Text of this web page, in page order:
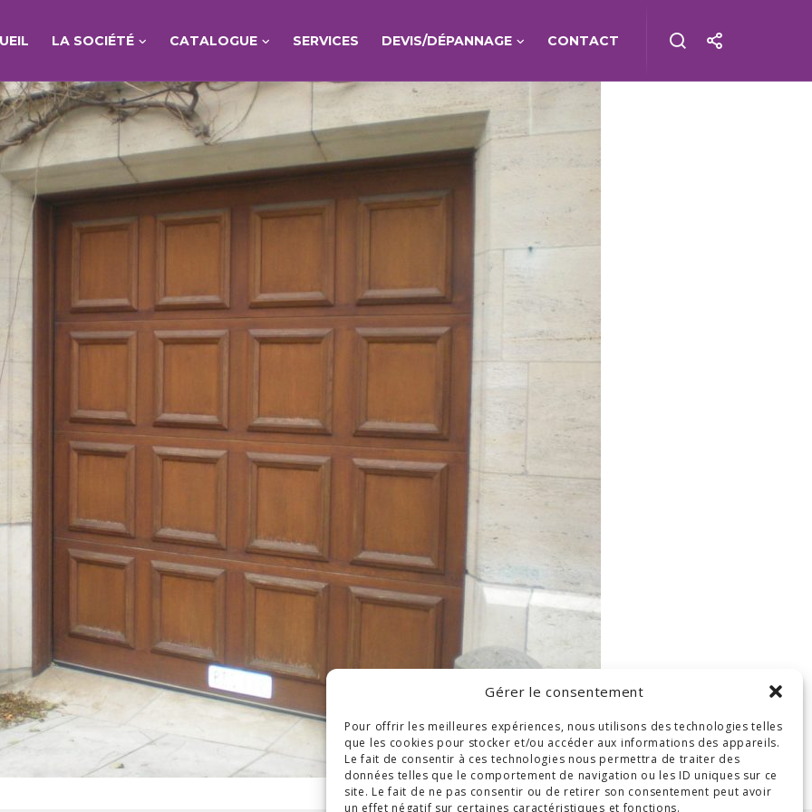
Gérer le consentement
Pour offrir les meilleures expériences, nous utilisons des technologies telles
que les cookies pour stocker et/ou accéder aux informations des appareils.
Le fait de consentir à ces technologies nous permettra de traiter des
données telles que le comportement de navigation ou les ID uniques sur ce
site. Le fait de ne pas consentir ou de retirer son consentement peut avoir
un effet négatif sur certaines caractéristiques et fonctions.
LA SOCIÉTÉ CATALOGUE SERVICES DEVIS/DÉPANNAGE CONTACT